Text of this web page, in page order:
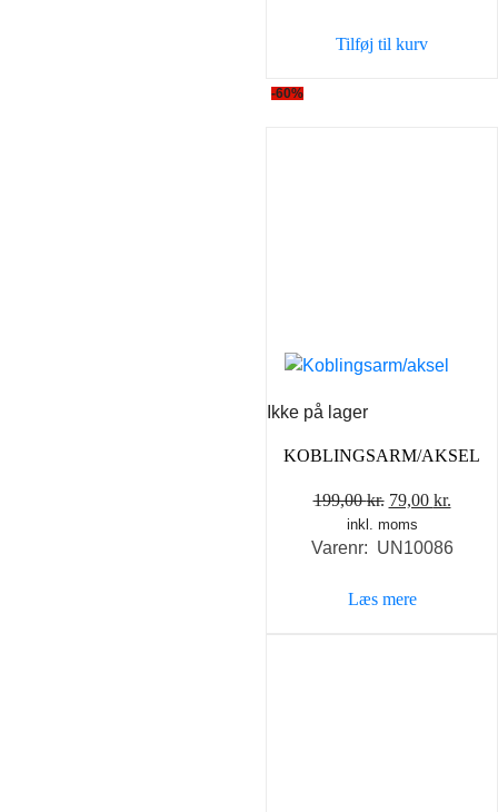
Tilføj til kurv
-60%
Ikke på lager
KOBLINGSARM/AKSEL
199,00kr. Den
oprindelige
pris
199,00 kr..
79,00 kr.
pris
inkl. moms
Varenr: UN10086
Læs mere